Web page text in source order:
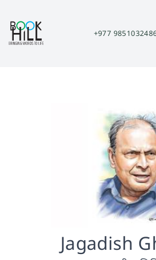
+977
Jagadish